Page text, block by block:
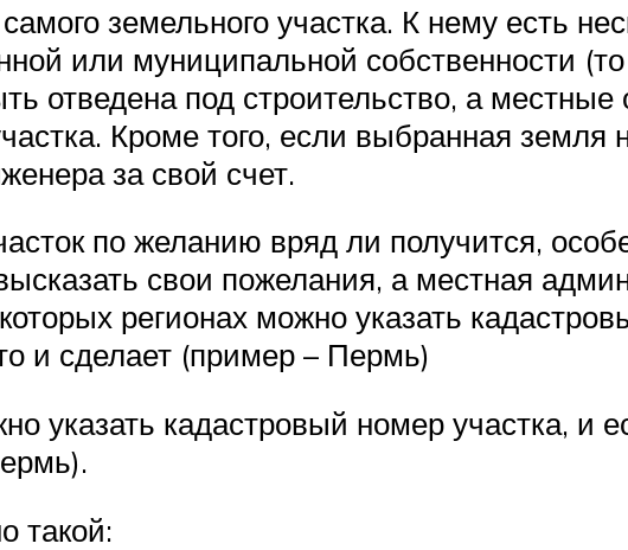
земельного участка. К нему есть
или муниципальной собственности
отведена под строительство, а
Кроме того, если выбранная земля
за свой счет.
по желанию вряд ли получится,
свои пожелания, а местная
регионах можно указать
и сделает (пример – Пермь)
указать кадастровый номер участка, и
такой: